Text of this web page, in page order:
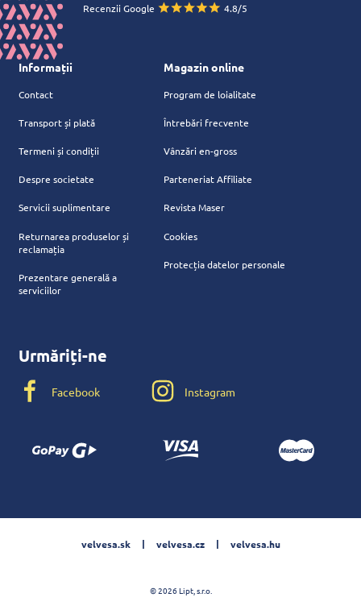
Recenzii Google 4.8/5
Informații
Contact
Transport și plată
Termeni și condiții
Despre societate
Servicii suplimentare
Returnarea produselor și
reclamația
Prezentare generală a
serviciilor
Magazin online
Program de loialitate
Întrebări frecvente
Vânzări en-gross
Parteneriat Affiliate
Revista Maser
Cookies
Protecția datelor personale
Urmăriți-ne
Facebook Instagram
© 2026 Lipt, s.r.o.
velvesa.sk velvesa.cz velvesa.hu